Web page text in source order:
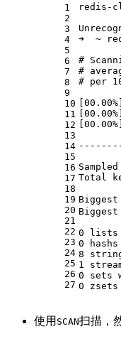
1
2
3
4
5
6
7
8
9
10
11
12
13
14
15
16
17
18
19
20
21
22
23
24
25
26
27
redis-
➜  ~
#
#
# per
--------
Total
0 lists
0
8
1
0 sets
0 zsets
使用 SCAN扫描，